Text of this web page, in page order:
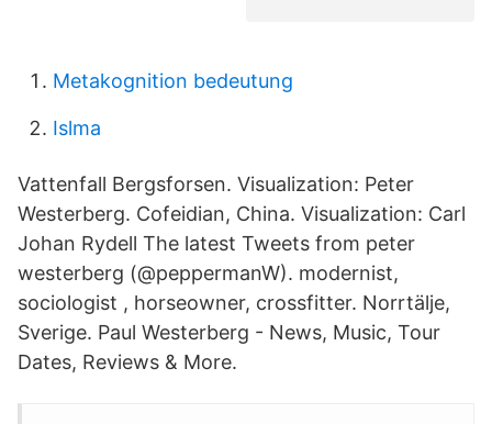
Metakognition bedeutung
Islma
Vattenfall Bergsforsen. Visualization: Peter
Westerberg. Cofeidian, China. Visualization: Carl
Johan Rydell The latest Tweets from peter
westerberg (@peppermanW). modernist,
sociologist , horseowner, crossfitter. Norrtälje,
Sverige. Paul Westerberg - News, Music, Tour
Dates, Reviews & More.